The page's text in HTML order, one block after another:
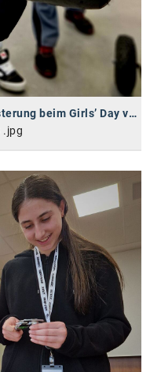
Technik hautnah erleben: Begeisterung beim Girls’ Day von BRP-Rotax
.jpg